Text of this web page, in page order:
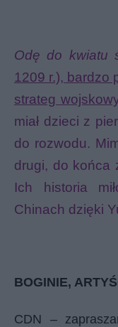
Odę do kwiatu
1209 r.), bardzo
strateg
miał dzieci z
do rozwodu.
drugi, do końca
Ich historia
Chinach dzięki
BOGINIE,
CDN –